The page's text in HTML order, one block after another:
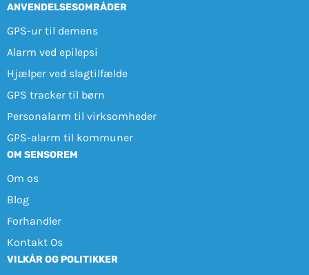
ANVENDELSESOMRÅDER
GPS-ur til demens
Alarm ved epilepsi
Hjælper ved slagtilfælde
GPS tracker til børn
Personalarm til virksomheder
GPS-alarm til kommuner
OM SENSOREM
Om os
Blog
Forhandler
Kontakt Os
VILKÅR OG POLITIKKER